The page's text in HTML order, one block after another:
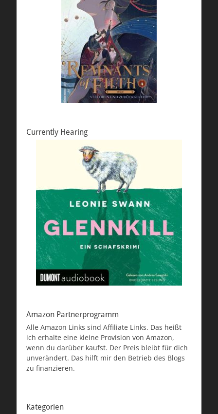
Currently Hearing
Amazon Partnerprogramm
Alle Amazon Links sind Affiliate Links. Das heißt
ich erhalte eine kleine Provision von Amazon,
wenn du darüber kaufst. Der Preis bleibt für dich
unverändert. Das hilft mir den Betrieb des Blogs
zu finanzieren.
Kategorien